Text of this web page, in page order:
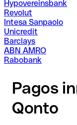
Hypovereinsbank
Revolut
Intesa Sanpaolo
Unicredit
Barclays
ABN AMRO
Rabobank
Pagos
Qonto